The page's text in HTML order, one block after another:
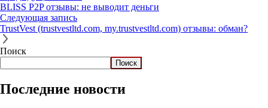
BLISS P2P отзывы: не выводит деньги
Следующая запись
TrustVest (trustvestltd.com, my.trustvestltd.com) отзывы: обман?
Поиск
Поиск
Последние новости